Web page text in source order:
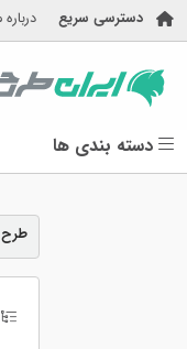
دسترسی سریع
دسته بندی ها
طرح